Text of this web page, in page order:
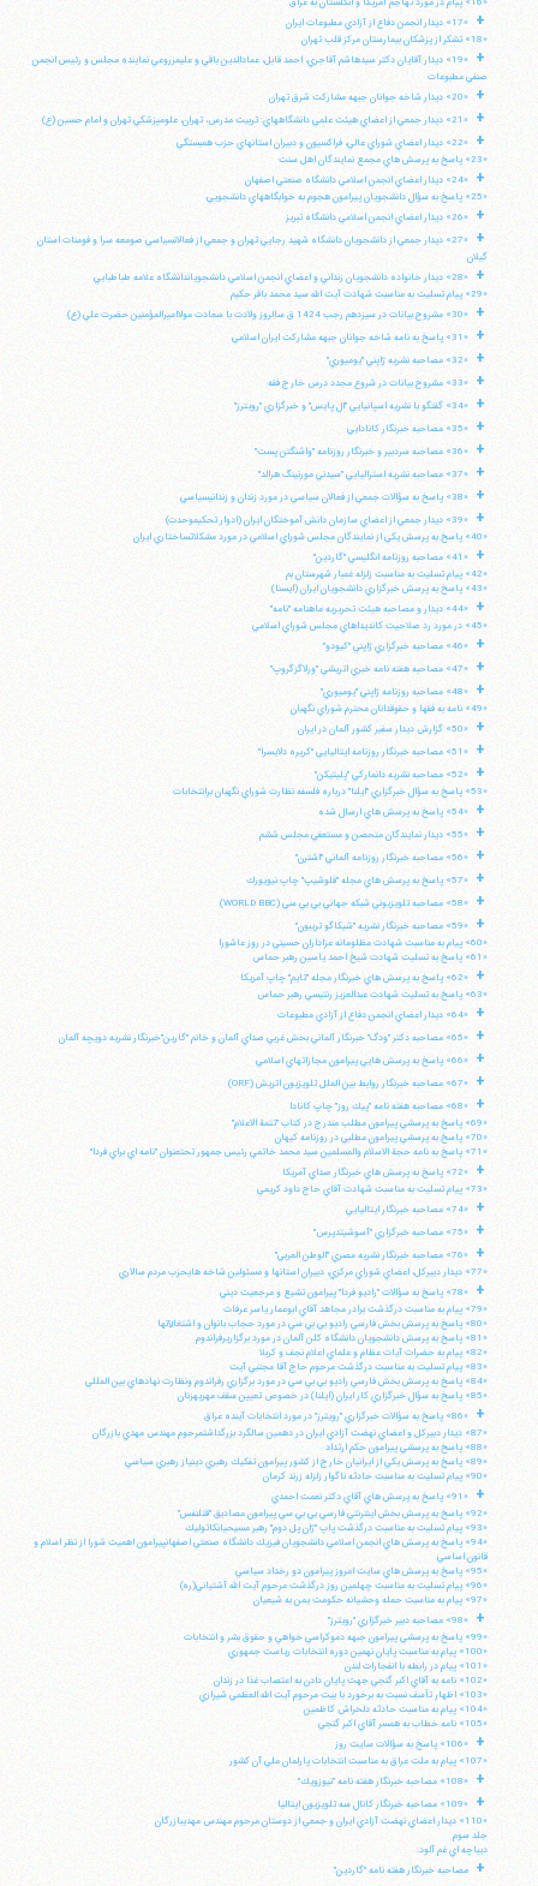
+
«17» ديدار انجمن دفاع از آزادي مطبوعات ايران
«18» تشكر از پزشكان بيمارستان مركز قلب تهران
+
«19» ديدار آقايان دكتر سيدهاشم آقاجري، احمد قابل، عمادالدين باقي و عليمزروعي نماينده مجلس و رئيس انجمن
صنفي مطبوعات
+ «20» ديدار شاخه جوانان جبهه مشاركت شرق تهران
+ «21» ديدار جمعي از اعضاي هيئت علمي دانشگاههاي: تربيت مدرس، تهران، علومپزشكي تهران و امام حسين (ع)
+
«22» ديدار اعضاي شوراي عالي، فراكسيون و دبيران استانهاي حزب همبستگي
«23» پاسخ به پرسش هاي مجمع نمايندگان اهل سنت
+
«24» ديدار اعضاي انجمن اسلامي دانشگاه صنعتي اصفهان
«25» پاسخ به سؤال دانشجويان پيرامون هجوم به خوابگاههاي دانشجويي
+ «26» ديدار اعضاي انجمن اسلامي دانشگاه تبريز
+
«27» ديدار جمعي از دانشجويان دانشگاه شهيد رجايي تهران و جمعي از فعالانسياسي صومعه سرا و فومنات استان
گيلان
+
«28» ديدار خانواده دانشجويان زنداني و اعضاي انجمن اسلامي دانشجوياندانشگاه علامه طباطبايي
«29» پيام تسليت به مناسبت شهادت آيت الله سيد محمد باقر حكيم
+ «30» مشروح بيانات در سيزدهم رجب 1424 ق سالروز ولادت با سعادت مولااميرالمؤمنين حضرت علي (ع)
+ «31» پاسخ به نامه شاخه جوانان جبهه مشاركت ايران اسلامي
+ «32» مصاحبه نشريه ژاپني "يوميوري"
+ «33» مشروح بيانات در شروع مجدد درس خارج فقه
+ «34» گفتگو با نشريه اسپانيايي "ال پايس" و خبرگزاري "رويترز"
+ «35» مصاحبه خبرنگار كانادايي
+ «36» مصاحبه سردبير و خبرنگار روزنامه "واشنگتن پست"
+ «37» مصاحبه نشريه استراليايي "سيدني مورنينگ هرالد"
+ «38» پاسخ به سؤالات جمعي از فعالان سياسي در مورد زندان و زندانيسياسي
+
«39» ديدار جمعي از اعضاي سازمان دانش آموختگان ايران (ادوار تحكيموحدت)
«40» پاسخ به پرسش يكي از نمايندگان مجلس شوراي اسلامي در مورد مشكلاتساختاري ايران
+
«41» مصاحبه روزنامه انگليسي "گاردين"
«42» پيام تسليت به مناسبت زلزله غمبار شهرستان بم
«43» پاسخ به پرسش خبرگزاري دانشجويان ايران (ايسنا)
+
«44» ديدار و مصاحبه هيئت تحريريه ماهنامه "نامه"
«45» در مورد رد صلاحيت كانديداهاي مجلس شوراي اسلامي
+ «46» مصاحبه خبرگزاري ژاپني "كيودو"
+ «47» مصاحبه هفته نامه خبري اتريشي "ورلاگزگروپ"
+
«48» مصاحبه روزنامه ژاپني "يوميوري"
«49» نامه به فقها و حقوقدانان محترم شوراي نگهبان
+ «50» گزارش ديدار سفير كشور آلمان در ايران
+ «51» مصاحبه خبرنگار روزنامه ايتاليايي "كريره دلايسرا"
+
«52» مصاحبه نشريه دانماركي "پليتيكن"
«53» پاسخ به سؤال خبرگزاري "ايلنا" درباره فلسفه نظارت شوراي نگهبان برانتخابات
+ «54» پاسخ به پرسش هاي ارسال شده
+ «55» ديدار نمايندگان متحصن و مستعفي مجلس ششم
+ «56» مصاحبه خبرنگار روزنامه آلماني "اشترن"
+ «57» پاسخ به پرسش هاي مجله "فلوشيپ" چاپ نيويورك
+ «58» مصاحبه تلويزيوني شبكه جهاني بي بي سي (WORLD BBC)
+
«59» مصاحبه خبرنگار نشريه "شيكاگو تريبون"
«60» پيام به مناسبت شهادت مظلومانه عزاداران حسيني در روز عاشورا
«61» پاسخ به تسليت شهادت شيخ احمد ياسين رهبر حماس
+
«62» پاسخ به پرسش هاي خبرنگار مجله "تايم" چاپ آمريكا
«63» پاسخ به تسليت شهادت عبدالعزيز رنتيسي رهبر حماس
+ «64» ديدار اعضاي انجمن دفاع از آزادي مطبوعات
+ «65» مصاحبه دكتر "ودگ" خبرنگار آلماني بخش غربي صداي آلمان و خانم "گارين"خبرنگار نشريه دويچه آلمان
+ «66» پاسخ به پرسش هايي پيرامون مجازاتهاي اسلامي
+ «67» مصاحبه خبرنگار روابط بين الملل تلويزيون اتريش (ORF)
+
«68» مصاحبه هفته نامه "پيك روز" چاپ كانادا
«69» پاسخ به پرسشي پيرامون مطلب مندرج در كتاب "تتمة الاعلام"
«70» پاسخ به پرسشي پيرامون مطلبي در روزنامه كيهان
«71» پاسخ به نامه حجة الاسلام والمسلمين سيد محمد خاتمي رئيس جمهور تحتعنوان "نامه اي براي فردا"
+
«72» پاسخ به پرسش هاي خبرنگار صداي آمريكا
«73» پيام تسليت به مناسبت شهادت آقاي حاج داود كريمي
+ «74» مصاحبه خبرنگار ايتاليايي
+ «75» مصاحبه خبرگزاري "آسوشيتدپرس"
+
«76» مصاحبه خبرنگار نشريه مصري "الوطن العربي"
«77» ديدار دبيركل، اعضاي شوراي مركزي، دبيران استانها و مسئولين شاخه هايحزب مردم سالاري
+
«78» پاسخ به سؤالات "راديو فردا" پيرامون تشيع و مرجعيت ديني
«79» پيام به مناسبت درگذشت برادر مجاهد آقاي ابوعمار ياسر عرفات
«80» پاسخ به پرسش بخش فارسي راديو بي بي سي در مورد حجاب بانوان و اشتغالآنها
«81» پاسخ به پرسش دانشجويان دانشگاه كلن آلمان در مورد برگزاريرفراندوم
«82» پيام به حضرات آيات عظام و علماي اعلام نجف و كربلا
«83» پيام تسليت به مناسبت درگذشت مرحوم حاج آقا مجتبي آيت
«84» پاسخ به پرسش بخش فارسي راديو بي بي سي در مورد برگزاري رفراندوم ونظارت نهادهاي بين المللي
«85» پاسخ به سؤال خبرگزاري كار ايران (ايلنا) در خصوص تعيين سقف مهريهزنان
+
«86» پاسخ به سؤالات خبرگزاري "رويترز" در مورد انتخابات آينده عراق
«87» ديدار دبيركل و اعضاي نهضت آزادي ايران در دهمين سالگرد بزرگداشتمرحوم مهندس مهدي بازرگان
«88» پاسخ به پرسشي پيرامون حكم ارتداد
«89» پاسخ به پرسش يكي از ايرانيان خارج از كشور پيرامون تفكيك رهبري دينياز رهبري سياسي
«90» پيام تسليت به مناسبت حادثه ناگوار زلزله زرند كرمان
+
«91» پاسخ به پرسش هاي آقاي دكتر نعمت احمدي
«92» پاسخ به پرسش بخش اينترنتي فارسي بي بي سي پيرامون مصاديق "قتلنفس"
«93» پيام تسليت به مناسبت درگذشت پاپ "ژان پل دوم" رهبر مسيحيانكاتوليك
«94» پاسخ به پرسش هاي انجمن اسلامي دانشجويان فيزيك دانشگاه صنعتي اصفهانپيرامون اهميت شورا از نظر اسلام و
قانون اساسي
«95» پاسخ به پرسش هاي سايت امروز پيرامون دو رخداد سياسي
«96» پيام تسليت به مناسبت چهلمين روز درگذشت مرحوم آيت الله آشتياني(ره)
«97» پيام به مناسبت حمله وحشيانه حكومت يمن به شيعيان
+
«98» مصاحبه دبير خبرگزاري "رويترز"
«99» پاسخ به پرسشي پيرامون جبهه دموكراسي خواهي و حقوق بشر و انتخابات
«100» پيام به مناسبت پايان نهمين دوره انتخابات رياست جمهوري
«101» پيام در رابطه با انفجارات لندن
«102» نامه به آقاي اكبر گنجي جهت پايان دادن به اعتصاب غذا در زندان
«103» اظهار تأسف نسبت به برخورد با بيت مرحوم آيت الله العظمي شيرازي
«104» پيام به مناسبت حادثه دلخراش كاظمين
«105» نامه خطاب به همسر آقاي اكبر گنجي
+
«106» پاسخ به سؤالات سايت روز
«107» پيام به ملت عراق به مناسبت انتخابات پارلمان ملي آن كشور
+ «108» مصاحبه خبرنگار هفته نامه "نيوزويك"
+
«109» مصاحبه خبرنگار كانال سه تلويزيون ايتاليا
«110» ديدار اعضاي نهضت آزادي ايران و جمعي از دوستان مرحوم مهندس مهديبازرگان
جلد سوم
ديباچه اي غم آلود:
+ مصاحبه خبرنگار هفته نامه "گاردين"
آیت‌الله منتظری
وب سایت رسمی آیت‌الله منتظری
ایران، قم، میدان مصلّی، بلوار شهید محمّد منتظری، كوچه
شماره ٨
کد پستی: 3713744381
تلفن 37740011-25-98+ تا 14
فکس37740015-25-98+